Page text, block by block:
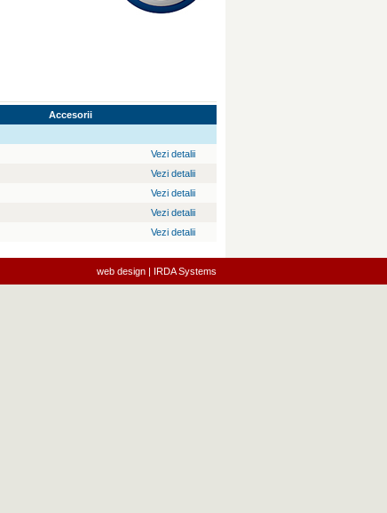
Accesorii
Vezi detalii
Vezi detalii
Vezi detalii
Vezi detalii
Vezi detalii
web design | IRDA Systems